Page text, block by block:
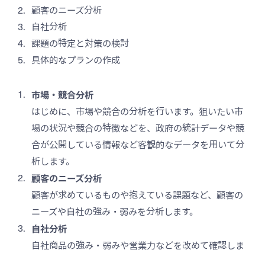
顧客のニーズ分析
自社分析
課題の特定と対策の検討
具体的なプランの作成
市場・競合分析
はじめに、市場や競合の分析を行います。狙いたい市
場の状況や競合の特徴などを、政府の統計データや競
合が公開している情報など客観的なデータを用いて分
析します。
顧客のニーズ分析
顧客が求めているものや抱えている課題など、顧客の
ニーズや自社の強み・弱みを分析します。
自社分析
自社商品の強み・弱みや営業力などを改めて確認しま